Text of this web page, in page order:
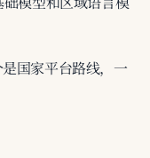
国家平台路线，一